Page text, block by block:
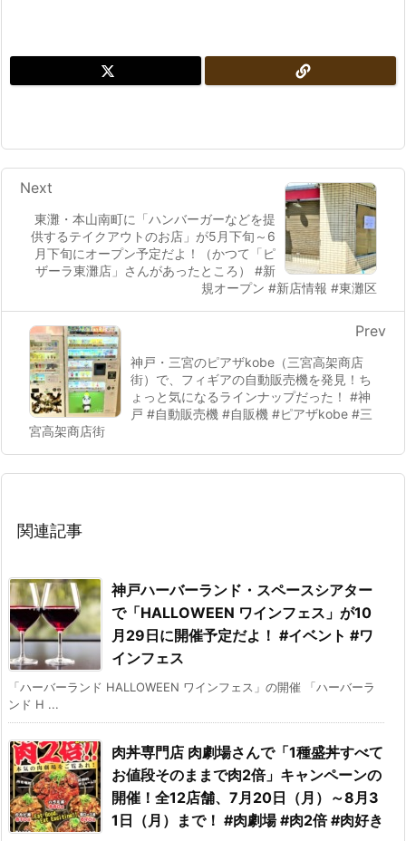
東灘・本山南町に「ハンバーガーなどを提
供するテイクアウトのお店」が5月下旬～6
月下旬にオープン予定だよ！（かつて「ピ
ザーラ東灘店」さんがあったところ） #新
規オープン #新店情報 #東灘区
Next
神戸・三宮のピアザkobe（三宮高架商店
街）で、フィギアの自動販売機を発見！ち
ょっと気になるラインナップだった！ #神
戸 #自動販売機 #自販機 #ピアザkobe #三
宮高架商店街
Prev
関連記事
神戸ハーバーランド・スペースシアター
で「HALLOWEEN ワインフェス」が10
月29日に開催予定だよ！ #イベント #ワ
インフェス
「ハーバーランド HALLOWEEN ワインフェス」の開催 「ハーバーラ
ンド H ...
肉丼専門店 肉劇場さんで「1種盛丼すべて
お値段そのままで肉2倍」キャンペーンの
開催！全12店舗、7月20日（月）～8月3
1日（月）まで！ #肉劇場 #肉2倍 #肉好き